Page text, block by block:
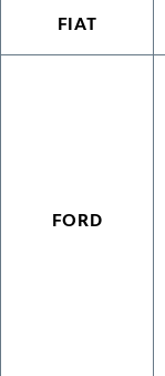
FIAT
FORD